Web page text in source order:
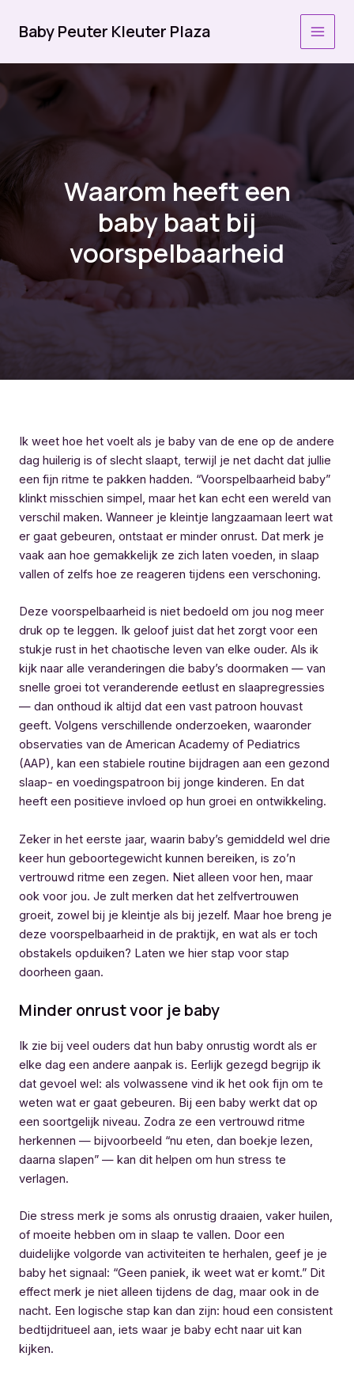
naar
inhoud
Baby Peuter Kleuter Plaza
Waarom heeft een
baby baat bij
voorspelbaarheid
Ik weet hoe het voelt als je baby van de ene op de andere
dag huilerig is of slecht slaapt, terwijl je net dacht dat jullie
een fijn ritme te pakken hadden. “Voorspelbaarheid baby”
klinkt misschien simpel, maar het kan echt een wereld van
verschil maken. Wanneer je kleintje langzaamaan leert wat
er gaat gebeuren, ontstaat er minder onrust. Dat merk je
vaak aan hoe gemakkelijk ze zich laten voeden, in slaap
vallen of zelfs hoe ze reageren tijdens een verschoning.
Deze voorspelbaarheid is niet bedoeld om jou nog meer
druk op te leggen. Ik geloof juist dat het zorgt voor een
stukje rust in het chaotische leven van elke ouder. Als ik
kijk naar alle veranderingen die baby’s doormaken — van
snelle groei tot veranderende eetlust en slaapregressies
— dan onthoud ik altijd dat een vast patroon houvast
geeft. Volgens verschillende onderzoeken, waaronder
observaties van de American Academy of Pediatrics
(AAP), kan een stabiele routine bijdragen aan een gezond
slaap- en voedingspatroon bij jonge kinderen. En dat
heeft een positieve invloed op hun groei en ontwikkeling.
Zeker in het eerste jaar, waarin baby’s gemiddeld wel drie
keer hun geboortegewicht kunnen bereiken, is zo’n
vertrouwd ritme een zegen. Niet alleen voor hen, maar
ook voor jou. Je zult merken dat het zelfvertrouwen
groeit, zowel bij je kleintje als bij jezelf. Maar hoe breng je
deze voorspelbaarheid in de praktijk, en wat als er toch
obstakels opduiken? Laten we hier stap voor stap
doorheen gaan.
Minder onrust voor je baby
Ik zie bij veel ouders dat hun baby onrustig wordt als er
elke dag een andere aanpak is. Eerlijk gezegd begrijp ik
dat gevoel wel: als volwassene vind ik het ook fijn om te
weten wat er gaat gebeuren. Bij een baby werkt dat op
een soortgelijk niveau. Zodra ze een vertrouwd ritme
herkennen — bijvoorbeeld “nu eten, dan boekje lezen,
daarna slapen” — kan dit helpen om hun stress te
verlagen.
Die stress merk je soms als onrustig draaien, vaker huilen,
of moeite hebben om in slaap te vallen. Door een
duidelijke volgorde van activiteiten te herhalen, geef je je
baby het signaal: “Geen paniek, ik weet wat er komt.” Dit
effect merk je niet alleen tijdens de dag, maar ook in de
nacht. Een logische stap kan dan zijn: houd een consistent
bedtijdritueel aan, iets waar je baby echt naar uit kan
kijken.